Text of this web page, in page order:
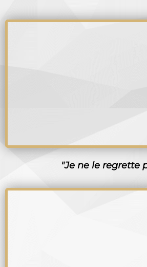
"Je ne le regrette